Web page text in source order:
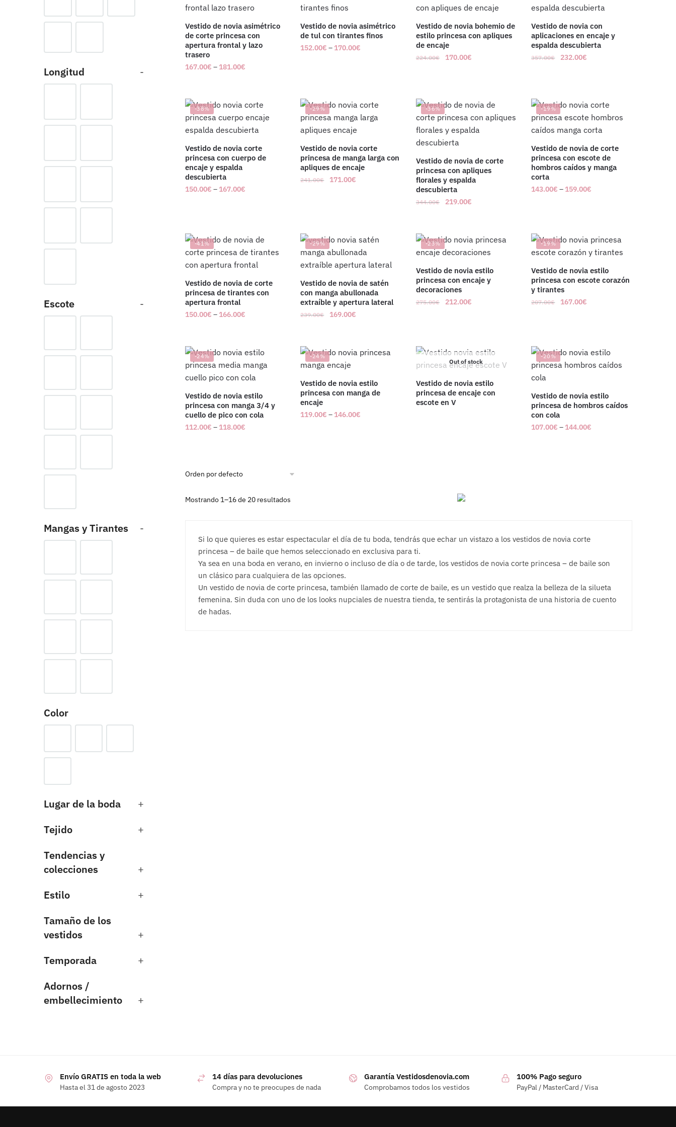
Vestido de novia asimétrico
de corte princesa con
apertura frontal y lazo
trasero
167.00€ – 181.00€
Vestido de novia asimétrico
de tul con tirantes finos
152.00€ – 170.00€
Vestido de novia bohemio de
estilo princesa con apliques
de encaje
224.00€ 170.00€
Vestido de novia con
aplicaciones en encaje y
espalda descubierta
357.00€ 232.00€
-38%
Vestido de novia corte
princesa con cuerpo de
encaje y espalda
descubierta
150.00€ – 167.00€
-29%
Vestido de novia corte
princesa de manga larga con
apliques de encaje
241.00€ 171.00€
-36%
Vestido de novia de corte
princesa con apliques
florales y espalda
descubierta
344.00€ 219.00€
-19%
Vestido de novia de corte
princesa con escote de
hombros caídos y manga
corta
143.00€ – 159.00€
-41%
Vestido de novia de corte
princesa de tirantes con
apertura frontal
150.00€ – 166.00€
-29%
Vestido de novia de satén
con manga abullonada
extraíble y apertura lateral
239.00€ 169.00€
-23%
Vestido de novia estilo
princesa con encaje y
decoraciones
275.00€ 212.00€
-19%
Vestido de novia estilo
princesa con escote corazón
y tirantes
207.00€ 167.00€
-24%
Vestido de novia estilo
princesa con manga 3/4 y
cuello de pico con cola
112.00€ – 118.00€
-24%
Vestido de novia estilo
princesa con manga de
encaje
119.00€ – 146.00€
Out of stock
Vestido de novia estilo
princesa de encaje con
escote en V
-20%
Vestido de novia estilo
princesa de hombros caídos
con cola
107.00€ – 144.00€
Mostrando 1–16 de 20 resultados
Si lo que quieres es estar espectacular el día de tu boda, tendrás que echar un vistazo a los vestidos de novia corte
princesa – de baile que hemos seleccionado en exclusiva para ti.
Ya sea en una boda en verano, en invierno o incluso de día o de tarde, los vestidos de novia corte princesa – de baile son
un clásico para cualquiera de las opciones.
Un vestido de novia de corte princesa, también llamado de corte de baile, es un vestido que realza la belleza de la silueta
femenina. Sin duda con uno de los looks nupciales de nuestra tienda, te sentirás la protagonista de una historia de cuento
de hadas.
Longitud -
Escote -
Mangas y Tirantes -
Color
Lugar de la boda
+
Tejido
+
Tendencias y
colecciones
+
Estilo
+
Tamaño de los
vestidos
+
Temporada
+
Adornos /
embellecimiento
+
Envío GRATIS en toda la web
Hasta el 31 de agosto 2023
14 días para devoluciones
Compra y no te preocupes de nada
Garantía Vestidosdenovia.com
Comprobamos todos los vestidos
100% Pago seguro
PayPal / MasterCard / Visa